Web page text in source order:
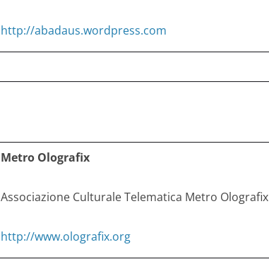
http://abadaus.wordpress.com
Metro Olografix
Associazione Culturale Telematica Metro Olografix
http://www.olografix.org